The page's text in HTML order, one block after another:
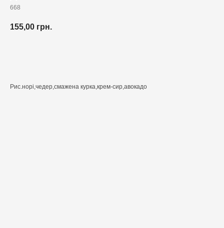
668
155,00 грн.
Рис.норі,чедер,смажена курка,крем-сир,авокадо